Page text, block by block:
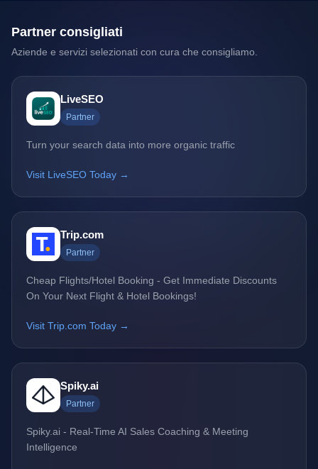
Partner consigliati
Aziende e servizi selezionati con cura che consigliamo.
LiveSEO
Partner
Turn your search data into more organic traffic
Visit LiveSEO Today →
Trip.com
Partner
Cheap Flights/Hotel Booking - Get Immediate Discounts
On Your Next Flight & Hotel Bookings!
Visit Trip.com Today →
Spiky.ai
Partner
Spiky.ai - Real-Time AI Sales Coaching & Meeting
Intelligence